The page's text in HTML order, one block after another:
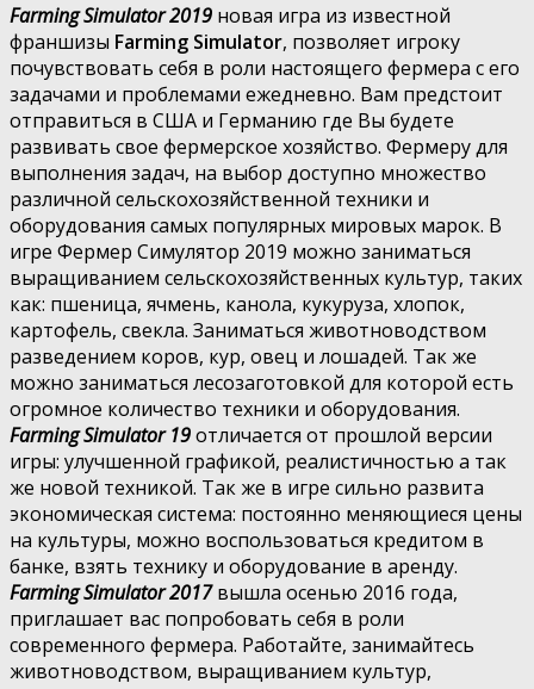
Farming Simulator 2019 новая игра из известной
франшизы Farming Simulator, позволяет игроку
почувствовать себя в роли настоящего фермера с его
задачами и проблемами ежедневно. Вам предстоит
отправиться в США и Германию где Вы будете
развивать свое фермерское хозяйство. Фермеру для
выполнения задач, на выбор доступно множество
различной сельскохозяйственной техники и
оборудования самых популярных мировых марок. В
игре Фермер Симулятор 2019 можно заниматься
выращиванием сельскохозяйственных культур, таких
как: пшеница, ячмень, канола, кукуруза, хлопок,
картофель, свекла. Заниматься животноводством
разведением коров, кур, овец и лошадей. Так же
можно заниматься лесозаготовкой для которой есть
огромное количество техники и оборудования.
Farming Simulator 19отличается от прошлой версии
игры: улучшенной графикой, реалистичностью а так
же новой техникой. Так же в игре сильно развита
экономическая система: постоянно меняющиеся цены
на культуры, можно воспользоваться кредитом в
банке, взять технику и оборудование в аренду.
Farming Simulator 2017вышла осенью 2016 года,
приглашает вас попробовать себя в роли
современного фермера. Работайте, занимайтесь
животноводством, выращиванием культур,